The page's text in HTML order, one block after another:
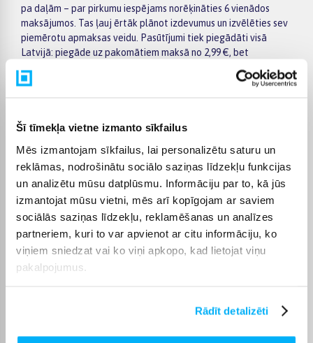
Šī tīmekļa vietne izmanto sīkfailus
Mēs izmantojam sīkfailus, lai personalizētu saturu un
reklāmas, nodrošinātu sociālo saziņas līdzekļu funkcijas
un analizētu mūsu datplūsmu. Informāciju par to, kā jūs
izmantojat mūsu vietni, mēs arī kopīgojam ar saviem
sociālās saziņas līdzekļu, reklamēšanas un analīzes
partneriem, kuri to var apvienot ar citu informāciju, ko
viņiem sniedzat vai ko viņi apkopo, kad lietojat viņu
pakalpojumus.
Rādīt detalizēti
pa daļām – par pirkumu iespējams norēķināties 6 vienādos
maksājumos. Tas ļauj ērtāk plānot izdevumus un izvēlēties sev
piemērotu apmaksas veidu. Pasūtījumi tiek piegādāti visā
Latvijā: piegāde uz pakomātiem maksā no 2,99 €, bet
pasūtījumiem virs 499 € piegāde uz pakomātu ir bez maksas;
kurjera piegādes cena sākas no 3,99 €. Precīzs katras preces
Izvēloties piemērotu preci no kategorijas Veļas mašīnas
dziļums 40 cm, varēsiet saņemt pasūtījumu jums ērtā veidā.
BIGBOX.LV parūpēsies, lai izvēlētā prece tiktu piegādāta
norādītajā termiņā un pirkumu internetā varētu saņemt bez
liekas kavēšanās.
Pircēju atsauksmes par precēm
Lieliska izvēle. Viss kārtībā. Laba piegāde.